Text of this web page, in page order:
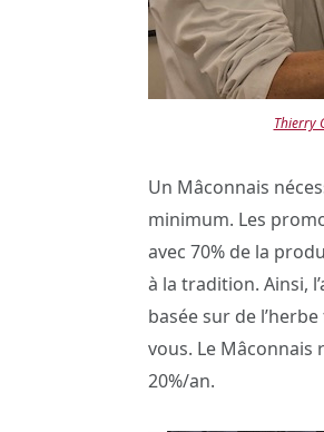
Thierry
Un Mâconnais
minimum. Les
avec 70% de la
à la tradition. Ainsi,
basée sur de
vous. Le
20%/an.